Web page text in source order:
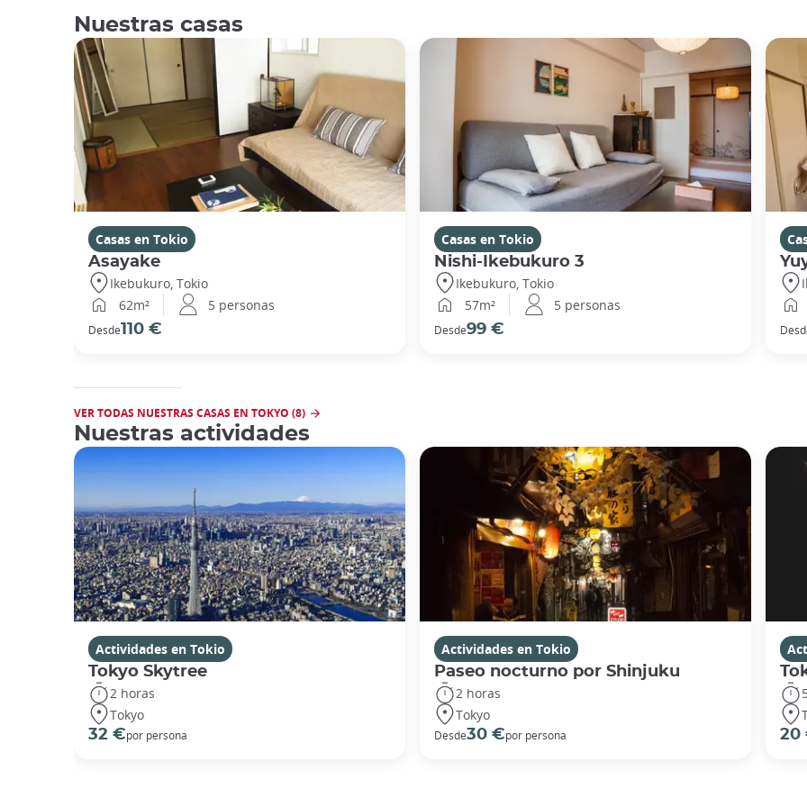
Nuestras casas
Casas en Tokio
Asayake
Ikebukuro, Tokio
62m²
5 personas
Desde110 €
Casas en Tokio
Nishi-Ikebukuro 3
Ikebukuro, Tokio
57m²
5 personas
Desde99 €
VER TODAS NUESTRAS CASAS EN TOKYO (8)
Nuestras actividades
Actividades en Tokio
Tokyo Skytree
2 horas
Tokyo
32 €por persona
Actividades en Tokio
Paseo nocturno por Shinjuku
2 horas
Tokyo
Desde30 €por persona
20